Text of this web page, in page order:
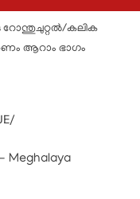
കലിക
ആറാം ഭാഗം
/
Meghalaya